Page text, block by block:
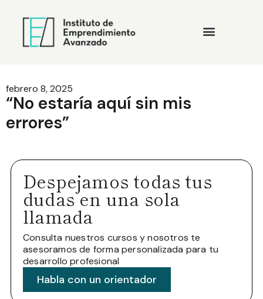
febrero 8, 2025
“No estaría aquí sin mis
errores”
Despejamos todas tus
dudas en una sola
llamada
Consulta nuestros cursos y nosotros te
asesoramos de forma personalizada para tu
desarrollo profesional
Habla con un orientador